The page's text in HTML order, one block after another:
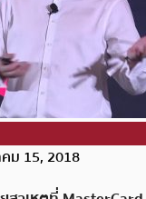
ม 15, 2018